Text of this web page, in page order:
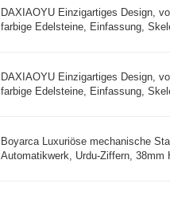
DAXIAOYU Einzigartiges Design,
farbige Edelsteine, Einfassung,
DAXIAOYU Einzigartiges Design,
farbige Edelsteine, Einfassung,
Boyarca Luxuriöse mechanische
Automatikwerk, Urdu-Ziffern, 38mm